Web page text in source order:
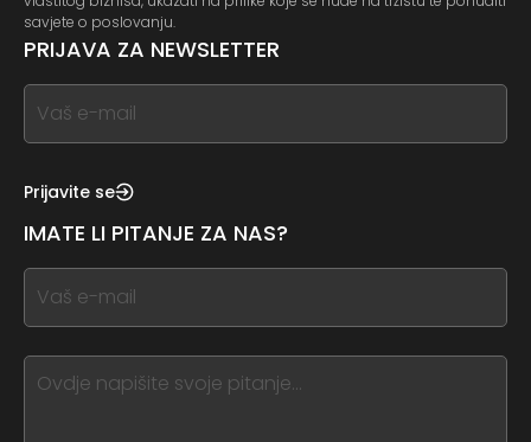
savjete o poslovanju.
PRIJAVA ZA NEWSLETTER
If
you
this,
this
form
field
blank
Prijavite se
IMATE LI PITANJE ZA NAS?
If
you
this,